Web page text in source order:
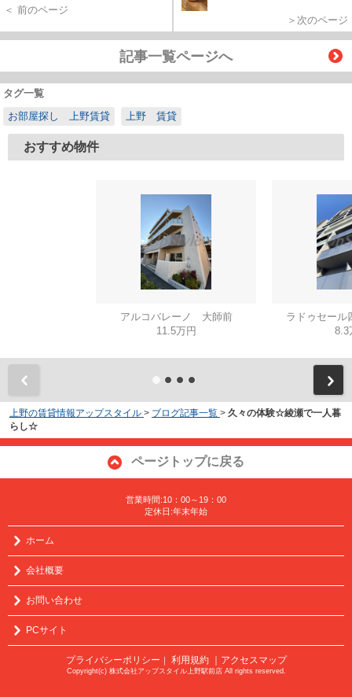
＜ 前のページ
＞次のページ
記事一覧ページへ
タグ一覧
お部屋探し 上野賃貸
上野 賃貸
おすすめ物件
アルコバレーノ 大師前
11.5万円
ラドゥセール
8.3
上野の賃貸情報アップスタイル > ブログ記事一覧 > 久々の体験☆綾瀬で一人暮
らし☆
ページトップに戻る
営業時間:10：00～19：00
定休日:年末年始
ホーム
会社概要
お問い合わせ
PCサイト
プライバシーポリシー ｜ 利用規約 ｜アクセスマップ
Copyright(c) 株式会社アップスタイル上野駅前店 All rights reserved.